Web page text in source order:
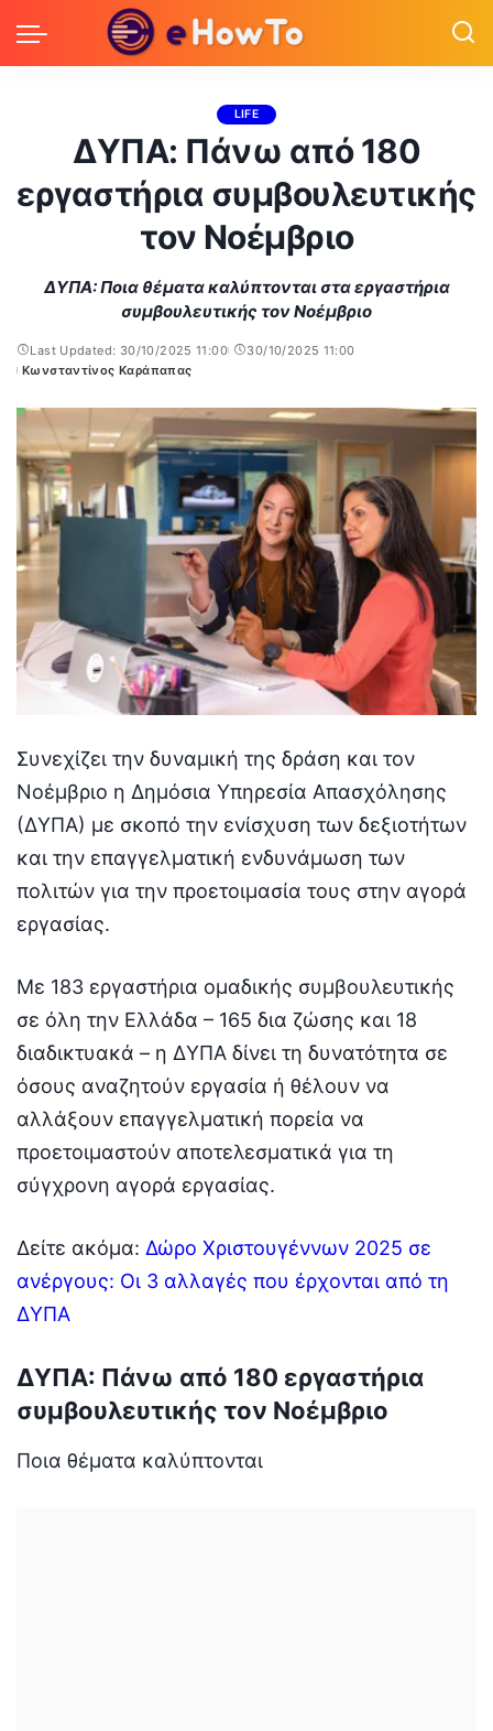
LIFE
ΔΥΠΑ: Πάνω από 180
εργαστήρια συμβουλευτικής
τον Νοέμβριο
ΔΥΠΑ: Ποια θέματα καλύπτονται στα εργαστήρια
συμβουλευτικής τον Νοέμβριο
Last Updated: 30/10/2025 11:00
30/10/2025 11:00
Posted
Κωνσταντίνος Καράπαπας
Συνεχίζει την δυναμική της δράση και τον
Νοέμβριο η Δημόσια Υπηρεσία Απασχόλησης
(ΔΥΠΑ) με σκοπό την ενίσχυση των δεξιοτήτων
και την επαγγελματική ενδυνάμωση των
πολιτών για την προετοιμασία τους στην αγορά
εργασίας.
Με 183 εργαστήρια ομαδικής συμβουλευτικής
σε όλη την Ελλάδα – 165 δια ζώσης και 18
διαδικτυακά – η ΔΥΠΑ δίνει τη δυνατότητα σε
όσους αναζητούν εργασία ή θέλουν να
αλλάξουν επαγγελματική πορεία να
προετοιμαστούν αποτελεσματικά για τη
σύγχρονη αγορά εργασίας.
Δείτε ακόμα: Δώρο Χριστουγέννων 2025 σε
ανέργους: Οι 3 αλλαγές που έρχονται από τη
ΔΥΠΑ
ΔΥΠΑ: Πάνω από 180 εργαστήρια
συμβουλευτικής τον Νοέμβριο
Ποια θέματα καλύπτονται